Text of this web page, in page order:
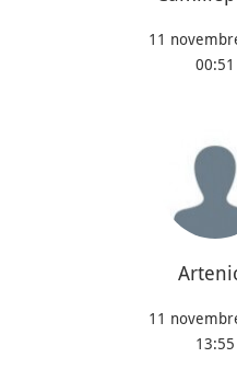
11
00:51
11
13:55